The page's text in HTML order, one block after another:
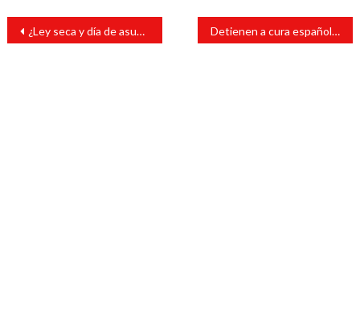
Navegación
entradas
¿Ley seca y día de asueto el 1 de diciembre? Aquí la respuesta… Detienen a cura español mientras abusaba de una niña